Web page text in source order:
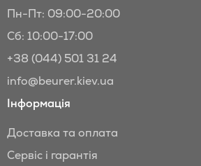
Пн-Пт: 09:00-20:00
Сб: 10:00-17:00
+38 (044) 501 31 24
info@beurer.kiev.ua
Інформація
Доставка та оплата
Сервіс і гарантія